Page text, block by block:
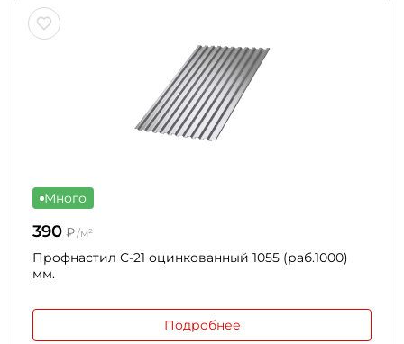
Много
390 ₽/м²
Профнастил С-21 оцинкованный 1055 (раб.1000)
мм.
Подробнее